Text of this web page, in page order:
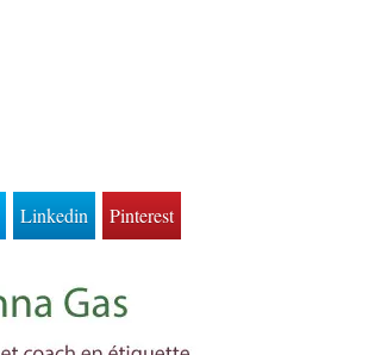
Linkedin Pinterest